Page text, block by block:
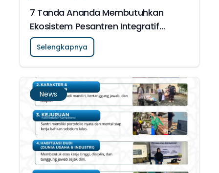
7 Tanda Ananda Membutuhkan
Ekosistem Pesantren Integratif
Holistik
Selengkapnya
News